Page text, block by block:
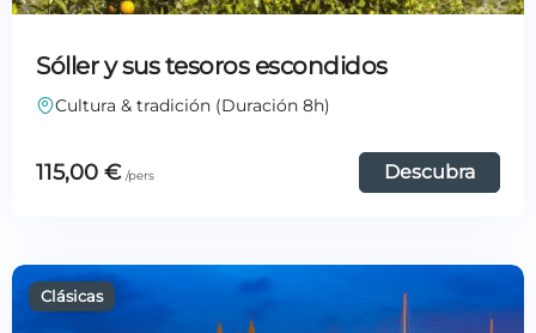
Sóller y sus tesoros escondidos
Cultura & tradición (Duración 8h)
115,00 € Descubra